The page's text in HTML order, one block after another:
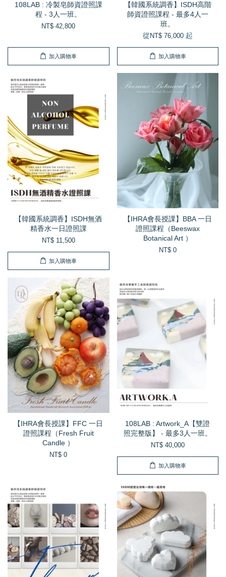
108LAB : 冷製皂師資證照課
程 - 3人一班。
NT$ 42,800
加入購物車
【韓國系統調香】ISDH高階
師資證照課程 - 最多4人一
班。
從 NT$ 76,000 起
加入購物車
【韓國系統調香】ISDH無酒
精香水一日證照課
NT$ 11,500
加入購物車
【IHRA會長授課】BBA 一日
證照課程（Beeswax
Botanical Art ）
NT$ 0
【IHRA會長授課】FFC 一日
證照課程（Fresh Fruit
Candle ）
NT$ 0
108LAB : Artwork_A【雙證
照完整版】 - 最多3人一班。
NT$ 40,000
加入購物車